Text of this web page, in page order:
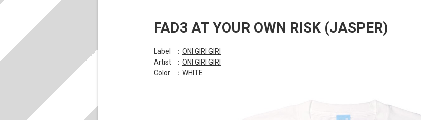
FAD3 AT YOUR OWN RISK (JASPER)
Label ： ONI GIRI GIRI
Artist
： ONI GIRI GIRI
Color
：WHITE